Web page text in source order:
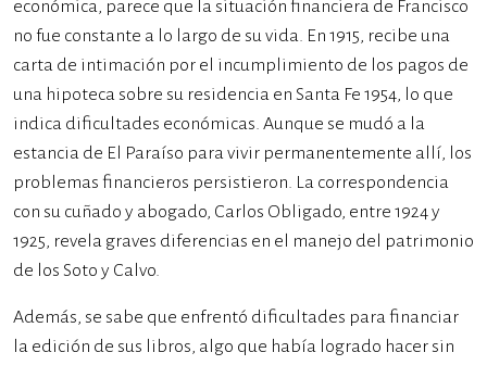
económica, parece que la situación financiera de Francisco
no fue constante a lo largo de su vida. En 1915, recibe una
carta de intimación por el incumplimiento de los pagos de
una hipoteca sobre su residencia en Santa Fe 1954, lo que
indica dificultades económicas. Aunque se mudó a la
estancia de El Paraíso para vivir permanentemente allí, los
problemas financieros persistieron. La correspondencia
con su cuñado y abogado, Carlos Obligado, entre 1924 y
1925, revela graves diferencias en el manejo del patrimonio
de los Soto y Calvo.
Además, se sabe que enfrentó dificultades para financiar
la edición de sus libros, algo que había logrado hacer sin